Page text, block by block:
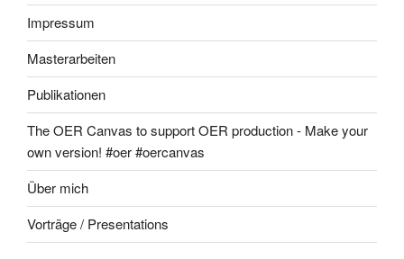
Impressum
Masterarbeiten
Publikationen
The OER Canvas to support OER production - Make your
own version! #oer #oercanvas
Über mich
Vorträge / Presentations